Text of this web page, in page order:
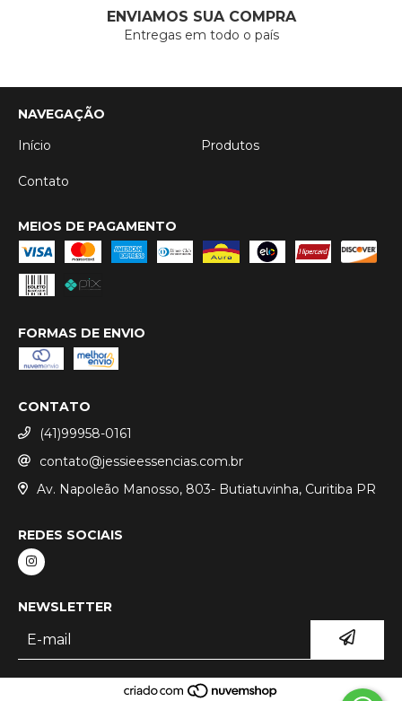
ENVIAMOS SUA COMPRA
Entregas em todo o país
NAVEGAÇÃO
Início
Produtos
Contato
MEIOS DE PAGAMENTO
FORMAS DE ENVIO
CONTATO
(41)99958-0161
contato@jessieessencias.com.br
Av. Napoleão Manosso, 803- Butiatuvinha, Curitiba PR
REDES SOCIAIS
NEWSLETTER